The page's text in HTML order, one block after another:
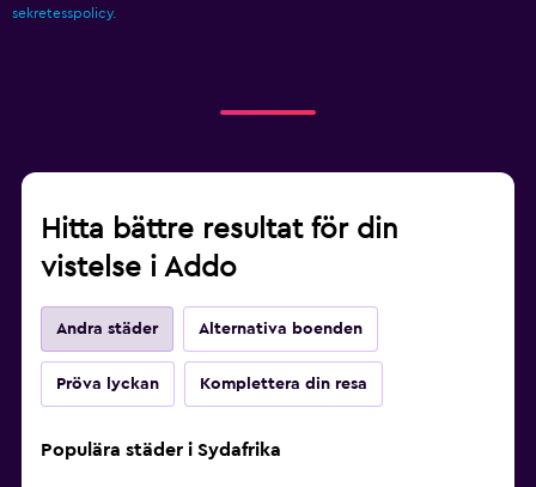
sekretesspolicy.
Hitta bättre resultat för din
vistelse i Addo
Andra städer Alternativa boenden
Pröva lyckan Komplettera din resa
Populära städer i Sydafrika